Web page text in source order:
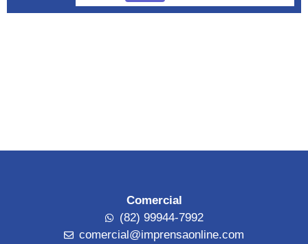
Comercial
(82) 99944-7992
comercial@imprensaonline.com